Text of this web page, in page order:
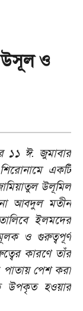
উসূল ও
১১ ঈ. জুমাবার
শিরোনামে একটি
উলূমিল
আবদুল মতীন
তালিবে ইলমদের
ও গুরুত্বপূর্ণ
কারণে তাঁর
পাতায় পেশ করা
উপকৃত
হওয়ার